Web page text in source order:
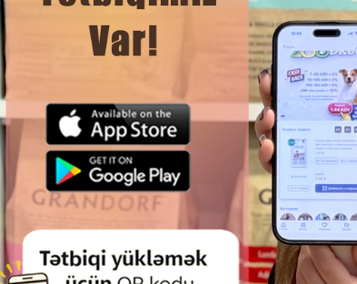
ЧИТАТЬ ДАЛЬШЕ
BEAPHAR CAT-A-DENT BITS ХРУСТЯЩИЕ
ПОДУШЕЧКИ ДЛЯ ЧИСТКИ ЗУБОВ
ПОМОГАЮТ ПОДДЕРЖИВАТЬ ЗУБЫ
КОШЕК ЧИСТЫМИ И ЗДОРОВЫМИ 35 GR